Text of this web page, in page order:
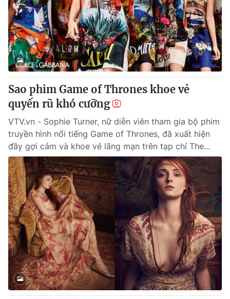
Sao phim Game of Thrones khoe vẻ
quyến rũ khó cưỡng
VTV.vn - Sophie Turner, nữ diễn viên tham gia bộ phim
truyền hình nổi tiếng Game of Thrones, đã xuất hiện
đầy gợi cảm và khoe vẻ lãng mạn trên tạp chí The...